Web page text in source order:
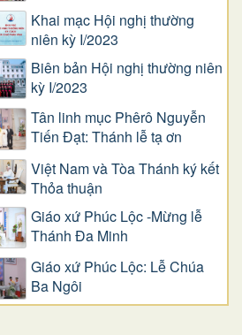
Khai mạc Hội nghị thường
niên kỳ I/2023
Biên bản Hội nghị thường niên
kỳ I/2023
Tân linh mục Phêrô Nguyễn
Tiến Đạt: Thánh lễ tạ ơn
Việt Nam và Tòa Thánh ký kết
Thỏa thuận
Giáo xứ Phúc Lộc -Mừng lễ
Thánh Đa Minh
Giáo xứ Phúc Lộc: Lễ Chúa
Ba Ngôi